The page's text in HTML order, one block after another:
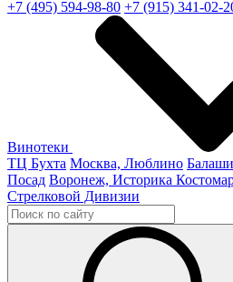
+7 (495) 594-98-80 +7 (915) 341-02-
Винотеки
ТЦ Бухта Москва, Люблино
Посад Воронеж, Историка
Стрелковой Дивизии